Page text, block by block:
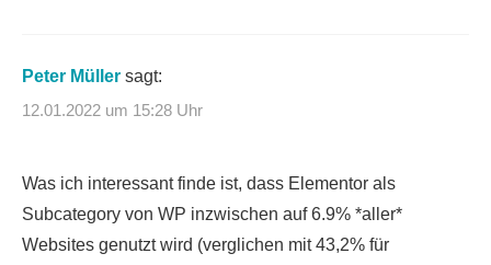
Peter Müller sagt:
12.01.2022 um 15:28 Uhr
Was ich interessant finde ist, dass Elementor als
Subcategory von WP inzwischen auf 6.9% *aller*
Websites genutzt wird (verglichen mit 43,2% für